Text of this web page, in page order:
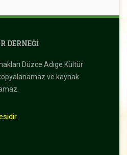
DERNEĞI
Düzce Adıge Kültür
ve kaynak